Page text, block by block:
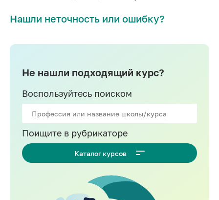
Нашли неточность или ошибку?
Не нашли подходящий курс?
Воспользуйтесь поиском
Поищите в рубрикаторе
Каталог курсов